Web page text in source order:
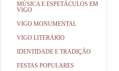
MÚSICA E ESPETÁCULOS EM
VIGO
VIGO MONUMENTAL
VIGO LITERÁRIO
IDENTIDADE E TRADIÇÂO
FESTAS POPULARES